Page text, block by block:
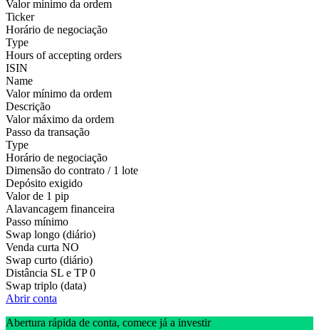
Valor mínimo da ordem
Ticker
Horário de negociação
Type
Hours of accepting orders
ISIN
Name
Valor mínimo da ordem
Descrição
Valor máximo da ordem
Passo da transação
Type
Horário de negociação
Dimensão do contrato / 1 lote
Depósito exigido
Valor de 1 pip
Alavancagem financeira
Passo mínimo
Swap longo (diário)
Venda curta NO
Swap curto (diário)
Distância SL e TP 0
Swap triplo (data)
Abrir conta
Abertura rápida de conta, comece já a investir